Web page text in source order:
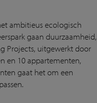
ambitieus ecologisch
gaan duurzaamheid,
Projects, uitgewerkt door
en 10 appartementen,
gaat het om een